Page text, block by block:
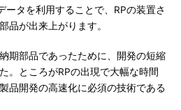
ータを利用することで、RPの装置さ
品が出来上がります。
期部品であったために、開発の短縮
。ところがRPの出現で大幅な時間
品開発の高速化に必須の技術である